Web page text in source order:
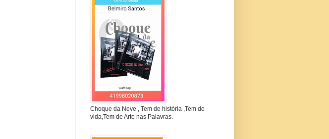
Choque da Neve , Tem de história ,Tem de
vida,Tem de Arte nas Palavras.